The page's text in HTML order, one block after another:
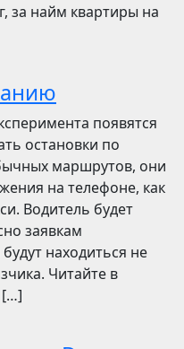
за найм квартиры на
появятся
остановки по
маршрутов, они
на телефоне, как
Водитель будет
заявкам
находиться не
Читайте в
[…]